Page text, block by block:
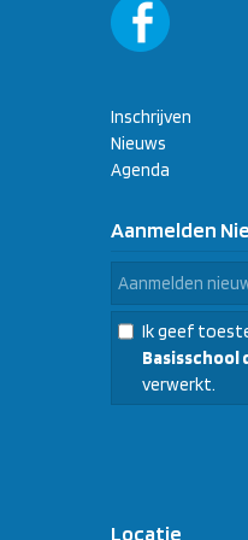
Inschrijven
Nieuws
Agenda
Aanmelden
Ik geef
Basisschool
verwerkt.
Locatie